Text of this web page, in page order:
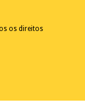
os direitos